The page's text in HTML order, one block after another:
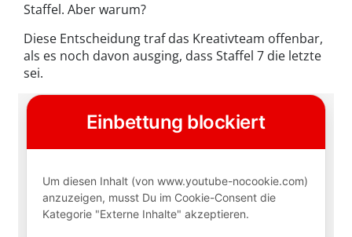
Staffel. Aber warum?
Diese Entscheidung traf das Kreativteam offenbar,
als es noch davon ausging, dass Staffel 7 die letzte
sei.